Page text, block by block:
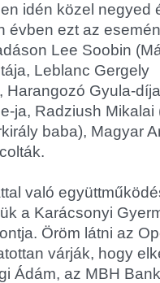
idén közel negyed
évben ezt az
Lee Soobin
Leblanc Gergely
Harangozó Gyula-
ja, Radziush
baba), Magyar
való
a Karácsonyi
Öröm látni az
várják, hogy
Ádám, az MBH